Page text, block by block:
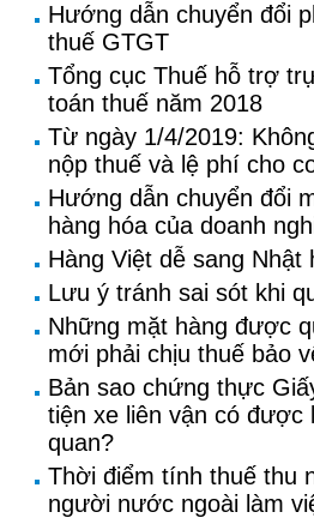
Hướng dẫn chuyển đổi
thuế GTGT
Tổng cục Thuế hỗ trợ
toán thuế năm 2018
Từ ngày 1/4/2019:
nộp thuế và lệ phí cho
Hướng dẫn chuyển đổi
hàng hóa của doanh
Hàng Việt dễ sang Nhật
Lưu ý tránh sai sót khi
Những mặt hàng được
mới phải chịu thuế bảo
Bản sao chứng thực
tiện xe liên vận có được
quan?
Thời điểm tính thuế thu
người nước ngoài làm